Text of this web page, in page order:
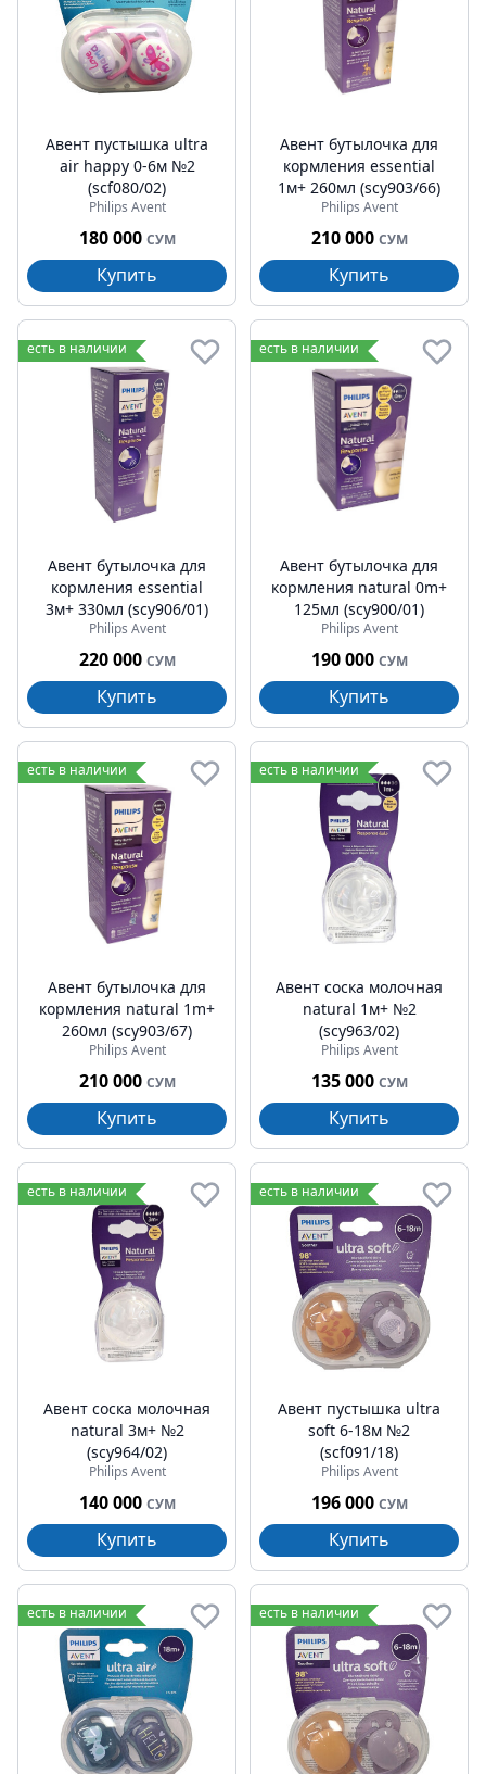
Авент пустышка ultra
air happy 0-6м №2
(scf080/02)
Philips Avent
180 000 СУМ
Купить
Авент бутылочка для
кормления essential
1м+ 260мл (scy903/66)
Philips Avent
210 000 СУМ
Купить
есть в наличии
Авент бутылочка для
кормления essential
3м+ 330мл (scy906/01)
Philips Avent
220 000 СУМ
Купить
есть в наличии
Авент бутылочка для
кормления natural 0m+
125мл (scy900/01)
Philips Avent
190 000 СУМ
Купить
есть в наличии
Авент бутылочка для
кормления natural 1m+
260мл (scy903/67)
Philips Avent
210 000 СУМ
Купить
есть в наличии
Авент соска молочная
natural 1м+ №2
(scy963/02)
Philips Avent
135 000 СУМ
Купить
есть в наличии
Авент соска молочная
natural 3м+ №2
(scy964/02)
Philips Avent
140 000 СУМ
Купить
есть в наличии
Авент пустышка ultra
soft 6-18м №2
(scf091/18)
Philips Avent
196 000 СУМ
Купить
есть в наличии есть в наличии